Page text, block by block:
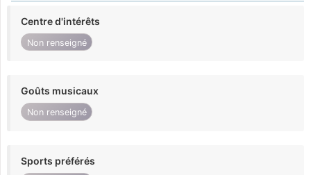
Centre d'intérêts
Non renseigné
Goûts musicaux
Non renseigné
Sports préférés